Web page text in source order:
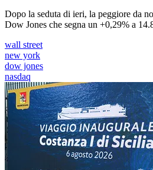
Dopo la seduta di ieri, la peggiore da
Dow Jones che segna un +0,29% a
wall street
new york
dow jones
nasdaq